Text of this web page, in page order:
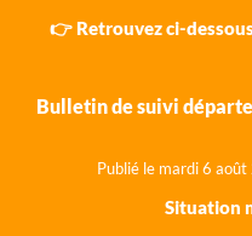
👉 Retrouvez ci-
Bulletin de suivi
Publié le mardi 6 août
Situation